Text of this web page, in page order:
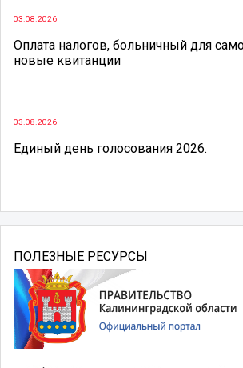
03.08.2026
Оплата налогов, больничный для
новые квитанции
03.08.2026
Единый день голосования 2026.
ПОЛЕЗНЫЕ РЕСУРСЫ